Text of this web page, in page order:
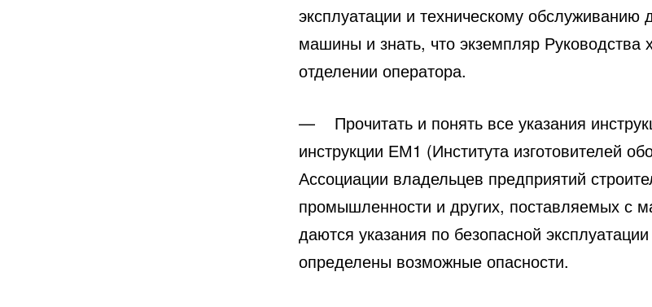
эксплуатации и техническому обслуживанию
машины и знать, что экземпляр Руководства
отделении оператора.
— Прочитать и понять все указания
инструкции ЕМ1 (Института изготовителей
Ассоциации владельцев предприятий
промышленности и других, поставляемых с
даются указания по безопасной
определены возможные опасности.